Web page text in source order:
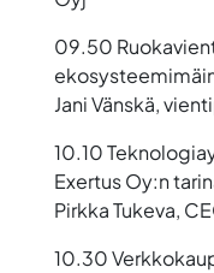
09.50
Jani Vänskä,
10.10
Exertus Oy:n
Pirkka Tukeva,
10.30